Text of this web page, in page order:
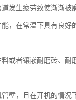
发生疲劳致使渐渐
，在常温下具有良
或者镶嵌耐磨砖、耐
壁，且在开机的情